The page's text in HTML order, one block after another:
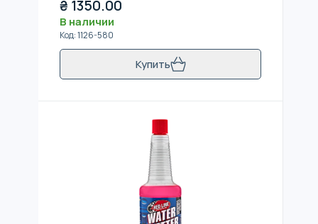
₴ 1350.00
В наличии
Код:1126-580
Купить